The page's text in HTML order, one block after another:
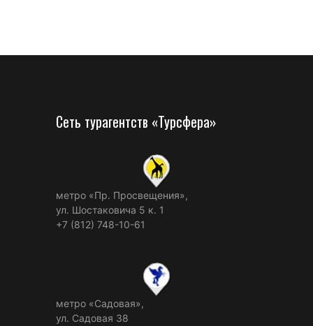
Сеть турагентств «Турсфера»
метро «Пр. Просвещения»,
ул. Шостаковича 5 к. 1
+7 (812) 748-10-61
метро «Садовая»,
ул. Садовая 38